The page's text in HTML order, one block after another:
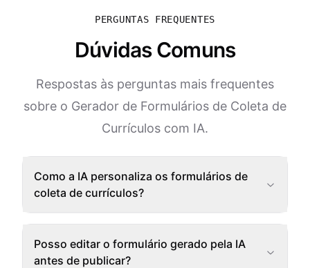
PERGUNTAS FREQUENTES
Dúvidas Comuns
Respostas às perguntas mais frequentes
sobre o Gerador de Formulários de Coleta de
Currículos com IA.
Como a IA personaliza os formulários de
coleta de currículos?
Posso editar o formulário gerado pela IA
antes de publicar?